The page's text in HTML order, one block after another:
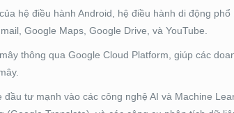
hệ điều hành Android, hệ điều hành di động phổ
Google Maps, Google Drive, và YouTube.
thông qua Google Cloud Platform, giúp các
đầu tư mạnh vào các công nghệ AI và Machine